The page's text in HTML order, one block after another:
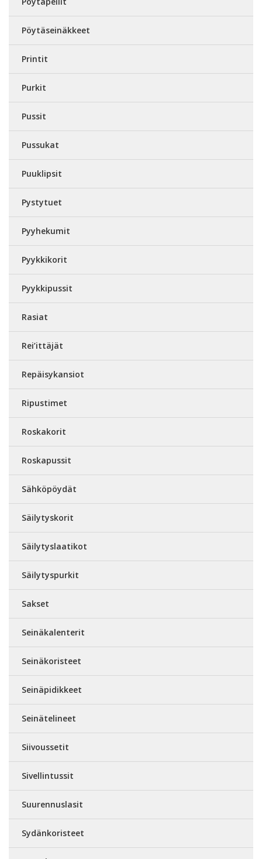
Pöytäseinäkkeet
Printit
Purkit
Pussit
Pussukat
Puuklipsit
Pystytuet
Pyyhekumit
Pyykkikorit
Pyykkipussit
Rasiat
Rei’ittäjät
Repäisykansiot
Ripustimet
Roskakorit
Roskapussit
Sähköpöydät
Säilytyskorit
Säilytyslaatikot
Säilytyspurkit
Sakset
Seinäkalenterit
Seinäkoristeet
Seinäpidikkeet
Seinätelineet
Siivoussetit
Sivellintussit
Suurennuslasit
Sydänkoristeet